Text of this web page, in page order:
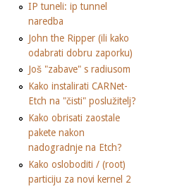
IP tuneli: ip tunnel
naredba
John the Ripper (ili kako
odabrati dobru zaporku)
Još "zabave" s radiusom
Kako instalirati CARNet-
Etch na "čisti" poslužitelj?
Kako obrisati zaostale
pakete nakon
nadogradnje na Etch?
Kako osloboditi / (root)
particiju za novi kernel 2